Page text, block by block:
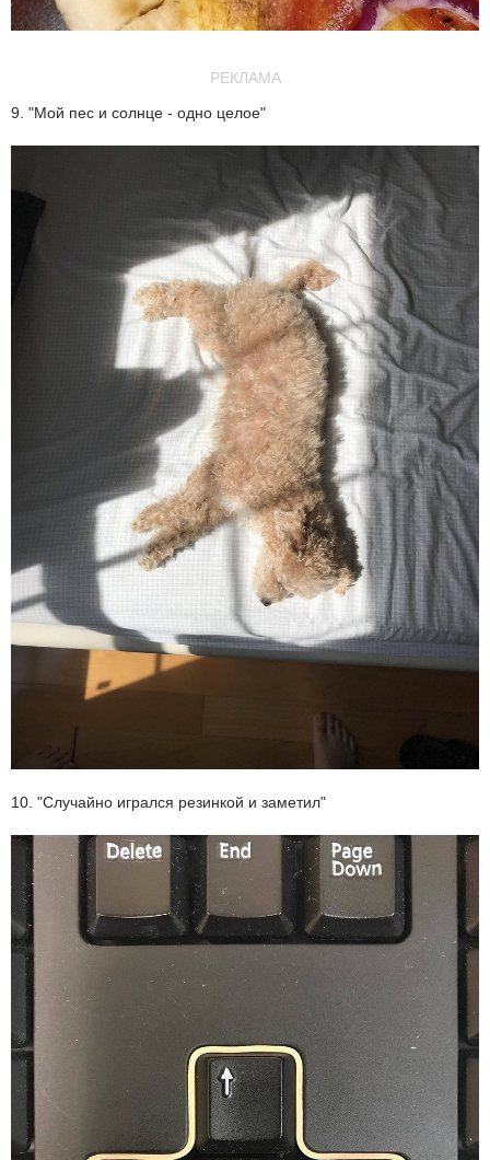
РЕКЛАМА
9. "Мой пес и солнце - одно целое"
10. "Случайно игрался резинкой и заметил"